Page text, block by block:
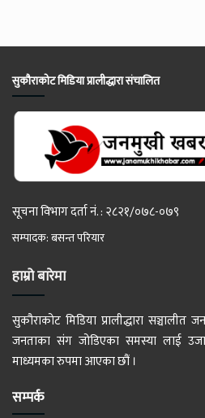
सुकौराकोट मिडिया प्रालीद्धारा संचालित
सूचना विभाग दर्ता नं. : २८२१/०७८-०७९
सम्पादक: बसन्त परियार
हाम्रो बारेमा
सुकौराकोट मिडिया प्रालीद्धारा
जनताका संग जोडिएका समस्या लाई
माध्यमका रुपमा आएका छौं ।
सम्पर्क